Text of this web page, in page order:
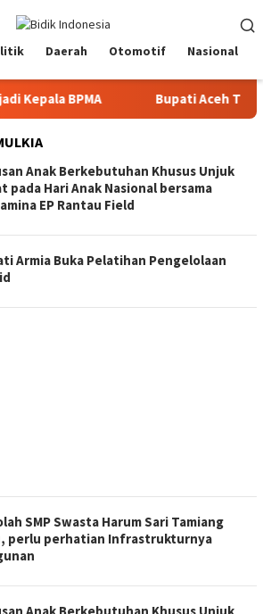
Daerah Otomotif Nasional
BPMA Bupati Aceh Timur
Anak Berkebutuhan Khusus Unjuk
pada Hari Anak Nasional bersama
EP Rantau Field
Armia Buka Pelatihan Pengelolaan
SMP Swasta Harum Sari Tamiang
perlu perhatian Infrastrukturnya